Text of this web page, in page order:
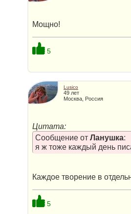
Мощно!
5
Lusico
49 лет
Москва, Россия
Цитата:
Сообщение от Ланушка:
я ж тоже каждый день
Каждое творение в
5